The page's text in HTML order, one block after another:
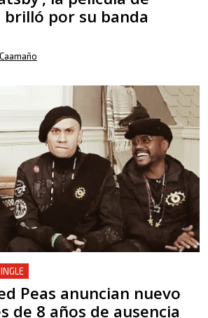
brilló por su banda
Peas anuncian nuevo
de 8 años de ausencia